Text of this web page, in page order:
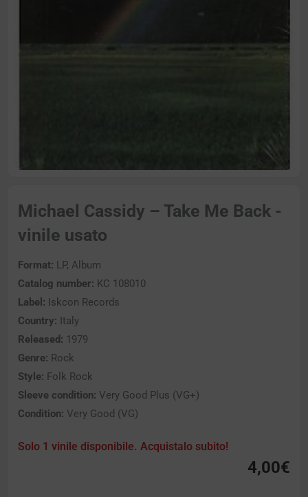
Michael Cassidy – Take Me Back -
vinile usato
Format: LP, Album
Catalog number: KC 108010
Label: Iskcon Records
Country: Italy
Released: 1979
Genre: Rock
Style: Folk Rock
Sleeve condition: Very Good Plus (VG+)
Condition: Very Good (VG)
Solo 1 vinile disponibile. Acquistalo subito!
4,00€